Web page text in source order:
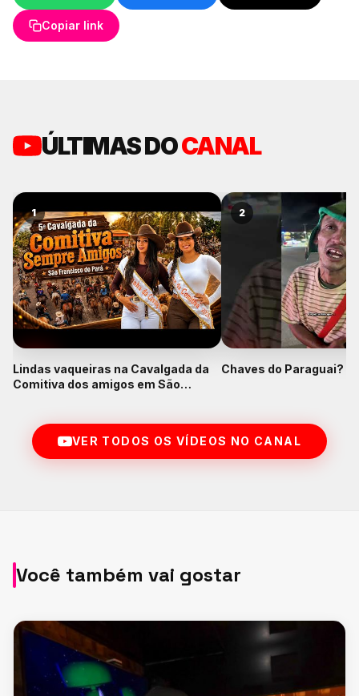
Copiar link
ÚLTIMAS DOCANAL
1
Lindas vaqueiras na Cavalgada da
Comitiva dos amigos em São
2
Chaves do Paraguai?
VER TODOS OS VÍDEOS NO CANAL
Você também vai gostar